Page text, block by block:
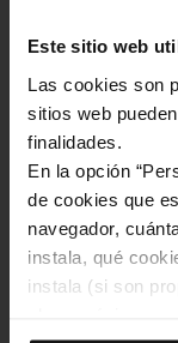
Este sitio web
Las cookies son
sitios web
finalidades.
En la opción
de cookies que
navegador,
instala, qué
instala (si son
Finalitzen
(L1 i L2)
Transport
20.04.2026
09:44